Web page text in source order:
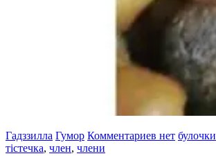
Гадззилла Гумор Комментариев нет булочки
тістечка, член, члени